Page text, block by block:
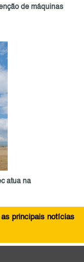
de máquinas
atua na
principais notícias